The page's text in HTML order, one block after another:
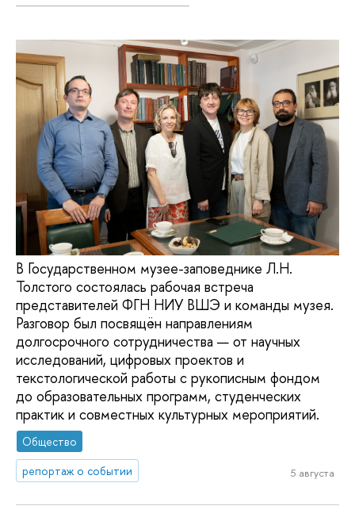
В Государственном музее-заповеднике Л.Н.
Толстого состоялась рабочая встреча
представителей ФГН НИУ ВШЭ и команды музея.
Разговор был посвящён направлениям
долгосрочного сотрудничества — от научных
исследований, цифровых проектов и
текстологической работы с рукописным фондом
до образовательных программ, студенческих
практик и совместных культурных мероприятий.
Общество
репортаж о событии
5 августа